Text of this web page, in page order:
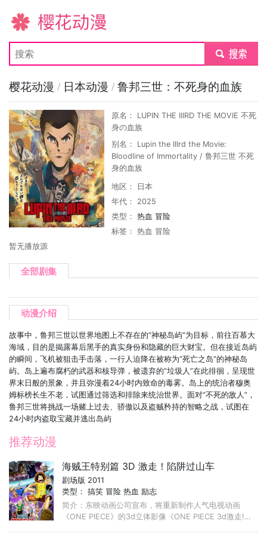
樱花动漫
submit
樱花动漫 / 日本动漫 / 鲁邦三世：不死身的血族
原名： LUPIN THE IIIRD THE MOVIE 不死
身の血族
别名： Lupin the IIIrd the Movie:
Bloodline of Immortality / 鲁邦三世 不死
身的血族
地区： 日本
年代： 2025
类型：热血 冒险
标签：热血 冒险
暂无播放源
全部剧集
动漫介绍
故事中，鲁邦三世以世界地图上不存在的“神秘岛屿”为目标，前往百慕大
海域，目的是揭露幕后黑手的真实身份和隐藏的巨大财宝。但在接近岛屿
的瞬间，飞机被狙击手击落，一行人迫降在被称为“死亡之岛”的神秘岛
屿。岛上遍布腐朽的武器和核导弹，被遗弃的“垃圾人”在此徘徊，呈现世
界末日般的景象，并且弥漫着24小时内致命的毒雾。岛上的统治者穆奥
姆标榜长生不老，试图通过筛选和排除来统治世界。面对“不死的敌人”，
鲁邦三世将挑战一场赌上过去、骄傲以及盗贼矜持的智略之战，试图在
24小时内盗取宝藏并逃出岛屿
推荐动漫
海贼王特别篇 3D 激走！陷阱过山车
剧场版 2011
类型：搞笑 冒险 热血 励志
简介：东映动画公司宣布，将重新制作人气电视动画
《ONE PIECE》的3d立体影像《ONE PIECE 3d激走!